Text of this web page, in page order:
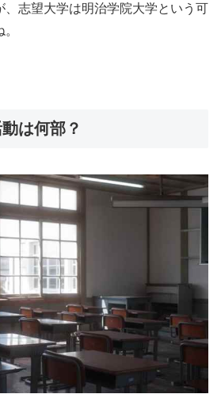
、志望大学は明治学院大学という可
は何部？